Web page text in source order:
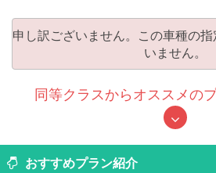
申し訳ございません。この車種の
いません。
同等クラスからオススメの
おすすめプラン紹介